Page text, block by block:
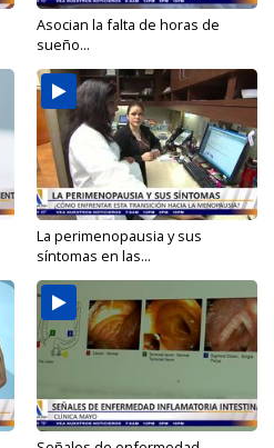
Asocian la falta de horas de
sueño...
La perimenopausia y sus
síntomas en las...